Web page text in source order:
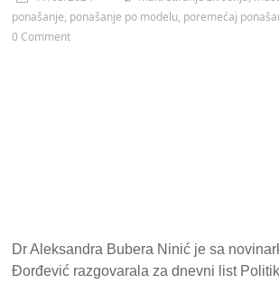
ponašanje, ponašanje po modelu, poremećaj
0 Comment
Dr Aleksandra Bubera Ninić je sa
Đorđević razgovarala za dnevni list